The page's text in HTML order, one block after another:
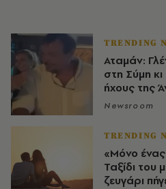
TRENDING
Αταμάν:
στη Σύμη
ήχους της
Newsroom
TRENDING
«Μόνο ένας
Ταξίδι του
ζευγάρι